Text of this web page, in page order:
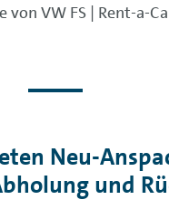
VW FS | Rent-a-
Neu-
und